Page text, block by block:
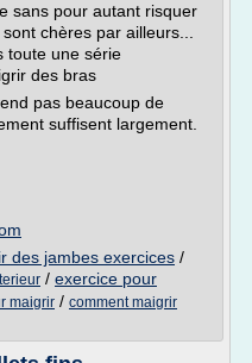
sans pour autant risquer
chères par ailleurs...
toute une série
des bras
pas beaucoup de
suffisent largement.
des jambes exercices /
/ exercice pour
maigrir / comment maigrir